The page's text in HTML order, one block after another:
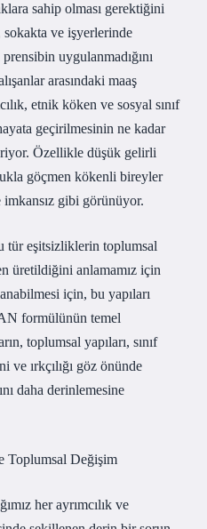
sahip olması gerektiğini
ve işyerlerinde
uygulanmadığını
arasındaki maaş
etnik köken ve sosyal sınıf
geçirilmesinin ne kadar
Özellikle düşük gelirli
göçmen kökenli bireyler
gibi görünüyor.
eşitsizliklerin toplumsal
üretildiğini anlamamız için
için, bu yapıları
formülünün temel
toplumsal yapıları, sınıf
ve ırkçılığı göz önünde
daha derinlemesine
Toplumsal Değişim
her ayrımcılık ve